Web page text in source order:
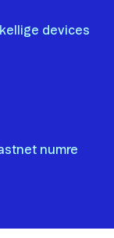
devices
numre